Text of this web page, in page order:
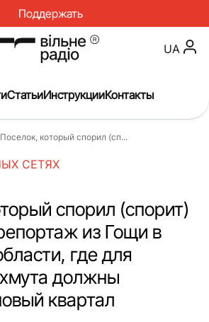
Поддержать
Новости
Инструкции
Интервью
Репортаж
Проекты
UA
СтатьиИнструкцииКонтакты
Поселок, который спорил (сп...
СЕТЯХ
спорил (спорит)
из Гощи в
где для
должны
квартал